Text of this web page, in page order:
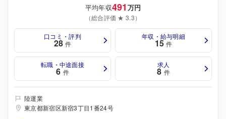
平均年収491 万円
（総合評価 ★ 3.3）
口コミ・評判
28 件
年収・給与明細
15 件
転職・中途面接
6 件
求人
8 件
陸運業
東京都新宿区新宿3丁目1番24号